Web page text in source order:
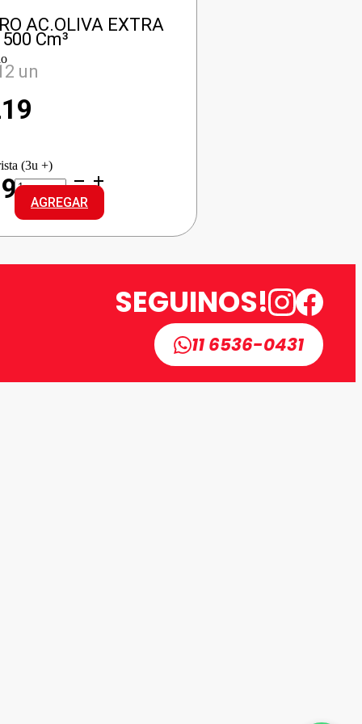
AC.OLIVA EXTRA
Cm³
un
(3u +)
COCINERO
AC.OLIVA
EXTRA
VIRGEN
cantidad
AGREGAR
SEGUINOS!
11 6536-0431